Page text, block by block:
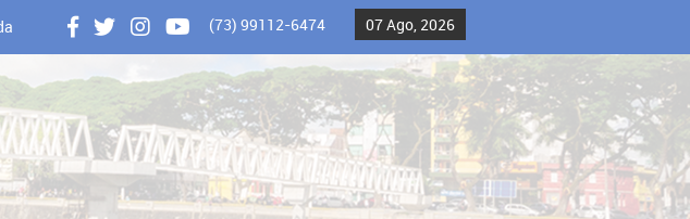
(73) 99112-6474 07 Ago, 2026